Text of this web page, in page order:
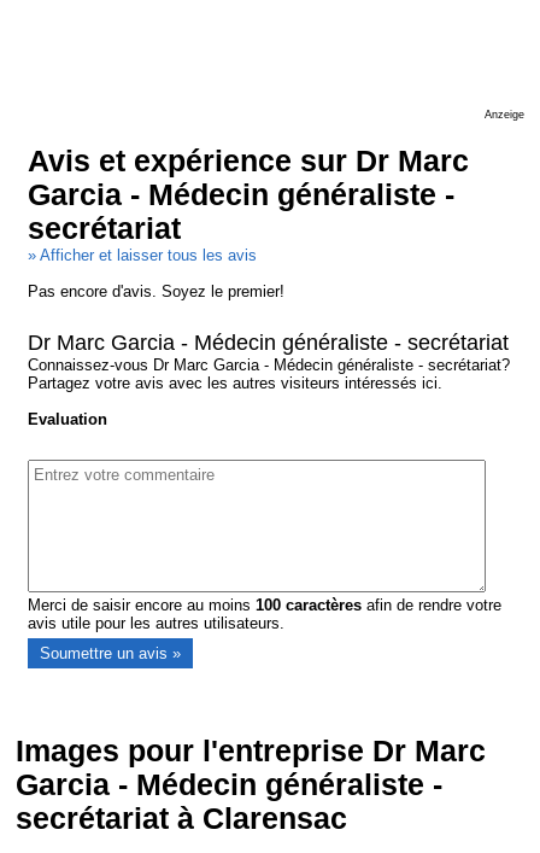
Anzeige
Avis et expérience sur Dr Marc
Garcia - Médecin généraliste -
secrétariat
» Afficher et laisser tous les avis
Pas encore d'avis. Soyez le premier!
Dr Marc Garcia - Médecin généraliste - secrétariat
Connaissez-vous Dr Marc Garcia - Médecin généraliste - secrétariat?
Partagez votre avis avec les autres visiteurs intéressés ici.
Evaluation
Merci de saisir encore au moins100 caractères afin de rendre votre
avis utile pour les autres utilisateurs.
Images pour l'entreprise Dr Marc
Garcia - Médecin généraliste -
secrétariat à Clarensac